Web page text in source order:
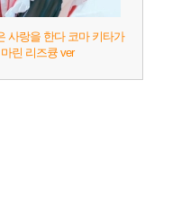
사랑을 한다 코마 키타가
린 리즈큥 ver